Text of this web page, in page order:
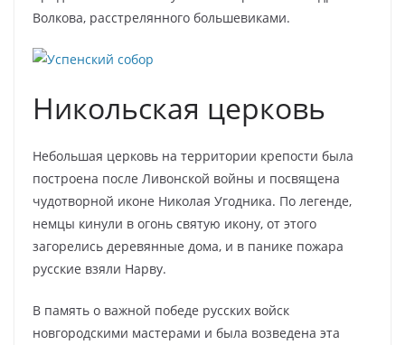
Волкова, расстрелянного большевиками.
Никольская церковь
Небольшая церковь на территории крепости была
построена после Ливонской войны и посвящена
чудотворной иконе Николая Угодника. По легенде,
немцы кинули в огонь святую икону, от этого
загорелись деревянные дома, и в панике пожара
русские взяли Нарву.
В память о важной победе русских войск
новгородскими мастерами и была возведена эта